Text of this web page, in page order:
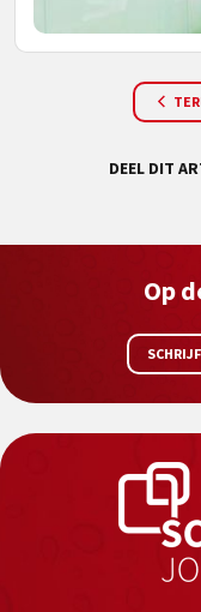
DEEL DIT
Op